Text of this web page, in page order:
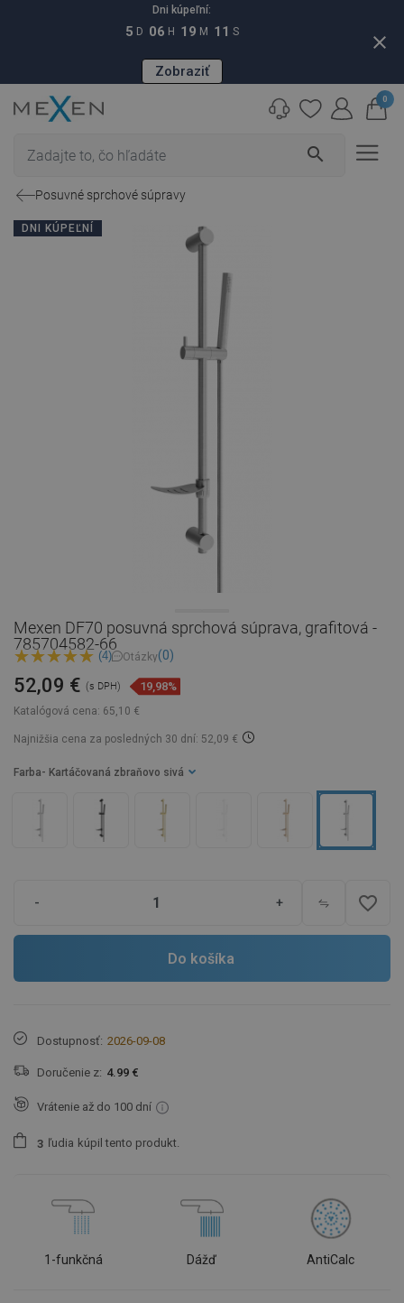
Dni kúpeľní:
5 D 06 H 19 M 10 S
Zobraziť
close
search
0
Posuvné sprchové súpravy
DNI KÚPEĽNÍ
Mexen DF70 posuvná sprchová súprava, grafitová -
785704582-66
(4) Otázky(0)
Katalógová cena: 65,10 €
52,09 € (s DPH) 19,98%
Najnižšia cena za posledných 30 dní: 52,09 €
Farba - Kartáčovaná zbraňovo sivá
- + favorite_border
Do košíka
Dostupnosť: 2026-09-08
Doručenie z: 4.99 €
Vrátenie až do 100 dní
3 ľudia kúpil tento produkt.
1-funkčná Dážď AntiCalc